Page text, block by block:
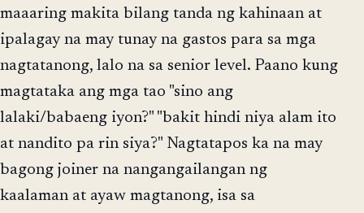
maaaring makita bilang tanda ng kahinaan at
ipalagay na may tunay na gastos para sa mga
nagtatanong, lalo na sa senior level. Paano kung
magtataka ang mga tao "sino ang
lalaki/babaeng iyon?" "bakit hindi niya alam ito
at nandito pa rin siya?" Nagtatapos ka na may
bagong joiner na nangangailangan ng
kaalaman at ayaw magtanong, isa sa